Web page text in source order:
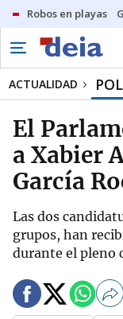
Robos en playas
ACTUALIDAD
El
a Xabier
García
Las dos
grupos, han
durante el pleno